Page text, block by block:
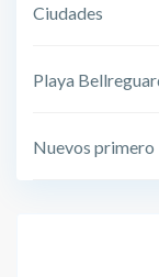
Ciudades
Playa
Nuevos primero